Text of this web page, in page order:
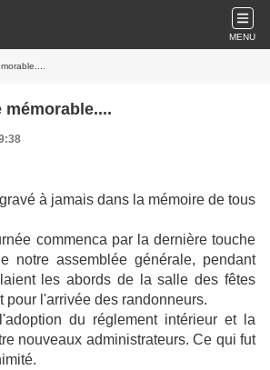
MENU
mémorable....
à jamais dans la mémoire de tous
commenca par la dernière touche
notre assemblée générale, pendant
les abords de la salle des fêtes
pour l'arrivée des randonneurs.
du réglement intérieur et la
nouveaux administrateurs. Ce qui fut